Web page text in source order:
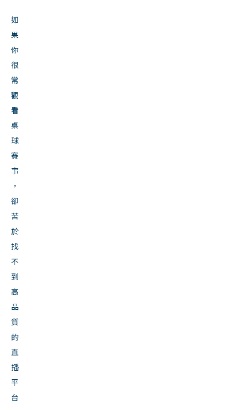
如
果
你
很
常
觀
看
桌
球
賽
事
，
卻
苦
於
找
不
到
高
品
質
的
直
播
平
台